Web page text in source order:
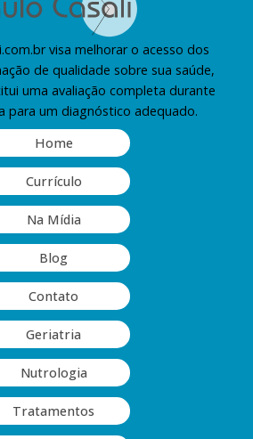
visa melhorar o acesso dos
de qualidade sobre sua saúde,
uma avaliação completa durante
para um diagnóstico adequado.
Home
Currículo
Na Mídia
Blog
Contato
Geriatria
Nutrologia
Tratamentos